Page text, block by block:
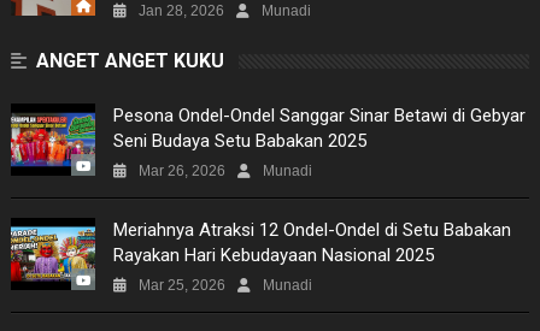
Jan 28, 2026 Munadi
ANGET ANGET KUKU
Pesona Ondel-Ondel Sanggar Sinar Betawi di Gebyar
Seni Budaya Setu Babakan 2025
Mar 26, 2026 Munadi
Meriahnya Atraksi 12 Ondel-Ondel di Setu Babakan
Rayakan Hari Kebudayaan Nasional 2025
Mar 25, 2026 Munadi